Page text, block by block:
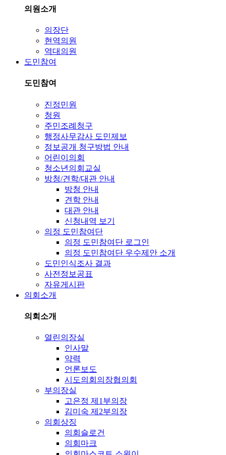
의원소개
의장단
현역의원
역대의원
도민참여
도민참여
진정민원
청원
주민조례청구
행정사무감사 도민제보
정보공개 청구방법 안내
어린이의회
청소년의회교실
방청/견학/대관 안내
방청 안내
견학 안내
대관 안내
신청내역 보기
의정 도민참여단
의정 도민참여단 로그인
의정 도민참여단 우수제안 소개
도민인식조사 결과
사전정보공표
자유게시판
의회소개
의회소개
열린의장실
인사말
약력
언론보도
시도의회의장협의회
부의장실
고은정 제1부의장
김미숙 제2부의장
의회상징
의회슬로건
의회마크